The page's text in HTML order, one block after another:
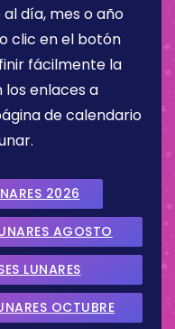
día, mes o año
clic en el botón
fácilmente la
los enlaces a
de calendario
2026
AGOSTO
LUNARES
OCTUBRE